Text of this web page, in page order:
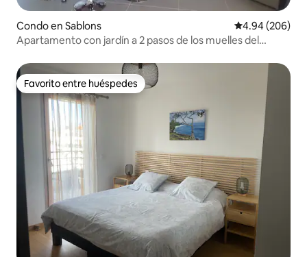
Condo en Sablons Calificación
4.94 (206)
Apartamento con jardín a 2 pasos de los muelles del
Favorito entre huéspedes
Favorito entre huéspedes